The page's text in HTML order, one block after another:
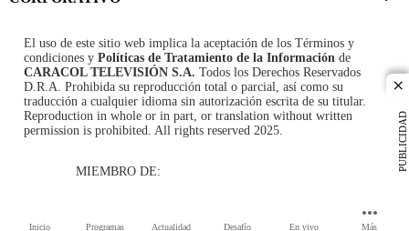
Inicio Programas Actualidad Desafío En vivo Más
PUBLICIDAD
El uso de este sitio web implica la aceptación de los Términos y
condiciones y Políticas de Tratamiento de la Información de
CARACOL TELEVISIÓN S.A. Todos los Derechos Reservados
D.R.A. Prohibida su reproducción total o parcial, así como su
traducción a cualquier idioma sin autorización escrita de su titular.
Reproduction in whole or in part, or translation without written
permission is prohibited. All rights reserved 2025.
MIEMBRO DE: